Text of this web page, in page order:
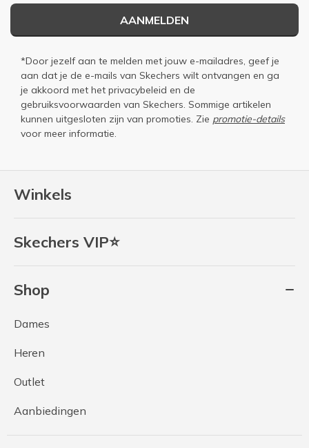
Winkels
Skechers VIP⭐
Shop
Dames
Heren
Outlet
Aanbiedingen
AANMELDEN
*Door jezelf aan te melden met jouw e-mailadres, geef je
aan dat je de e-mails van Skechers wilt ontvangen en ga
je akkoord met het privacybeleid en de
gebruiksvoorwaarden van Skechers. Sommige artikelen
kunnen uitgesloten zijn van promoties. Zie promotie-details
voor meer informatie.